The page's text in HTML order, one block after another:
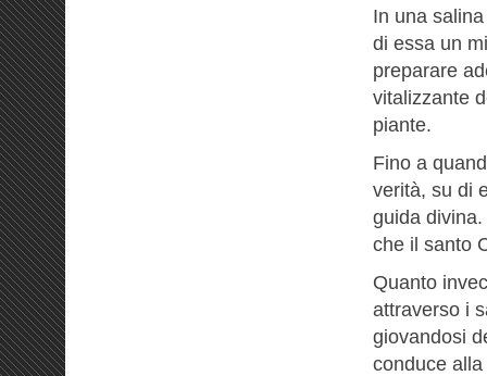
In una
di essa un
preparare
vitalizzante
piante.
Fino a
verità, su di
guida
che il santo
Quanto
attraverso i
giovandosi
conduce